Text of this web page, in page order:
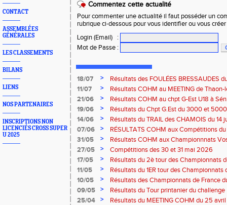
CONTACT
ASSEMBLÉES
GÉNÉRALES
LES CLASSEMENTS
BILANS
LIENS
NOS PARTENAIRES
INSCRIPTIONS NON
LICENCIÉS CROSS SUPER
U 2025
Commentez cette actualité
Pour commenter une actualité il faut posséder un
rubrique ci-dessous pour vous identifier ou vous
Login (Email)
:
Mot de Passe :
18/07 >
Résultats des FOULÉES BRESSAUDES
Bresse
11/07 >
Résultats COHM au MEETING de Thaon-
2026
21/06 >
Résultats COHM au chpt G-Est U18 à
2026
19/06 >
Résultats du Chpt G.Est du 3000 et
Amneville
14/06 >
Résultats du TRAIL des CHAMOIS du 14
Moselotte
07/06 >
RÉSULTATS COHM aux Compétitions
31/05
>
Résultats COHM aux Championnnats
Masters du 31 mai 2026 à Remiremont
27/05 >
Compétitions des 30 et 31 mai 2026
17/05
>
Résultats du 2è tour des Championnats
région G-Est du 17 mai 2025 à
11/05 >
Résultats du 1ER tour des Championnats
Thaon-les Vosges
10/05 >
Résultats des Championnats de France
Marathon du 10 mai à Troyes
09/05 >
Résultats du Tour printanier du
25/04
>
Résultats du MEETING COHM du 25